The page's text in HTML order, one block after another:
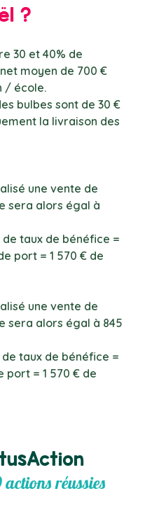
?
30 et 40% de
moyen de 700 €
/ école.
bulbes sont de 30 €
la livraison des
une vente de
sera alors égal à
taux de bénéfice =
port = 1 570 € de
une vente de
sera alors égal à 845
taux de bénéfice =
port = 1 570 € de
réussies